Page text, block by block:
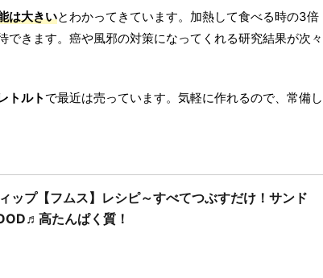
は大きいとわかってきています。加熱して食べる時の3倍
できます。癌や風邪の対策になってくれる研究結果が次々
トルト で最近は売っています。気軽に作れるので、常備し
ップ【フムス】レシピ～すべてつぶすだけ！サンド
高たんぱく質！